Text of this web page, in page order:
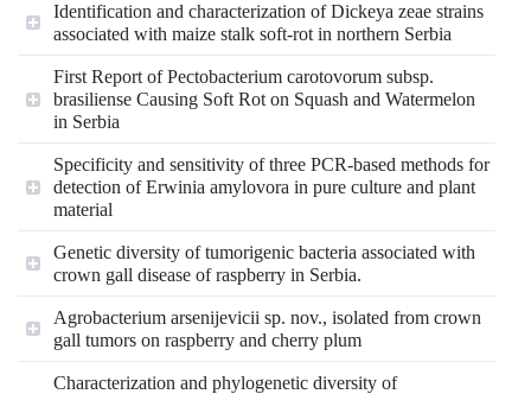
Identification and characterization of Dickeya zeae strains
associated with maize stalk soft-rot in northern Serbia
First Report of Pectobacterium carotovorum subsp.
brasiliense Causing Soft Rot on Squash and Watermelon
in Serbia
Specificity and sensitivity of three PCR-based methods for
detection of Erwinia amylovora in pure culture and plant
material
Genetic diversity of tumorigenic bacteria associated with
crown gall disease of raspberry in Serbia.
Agrobacterium arsenijevicii sp. nov., isolated from crown
gall tumors on raspberry and cherry plum
Characterization and phylogenetic diversity of